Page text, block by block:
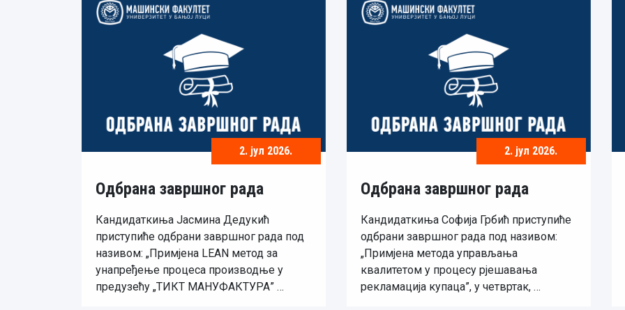
2. јул 2026.
Одбрана завршног рада
Кандидаткиња Јасмина Дедукић
приступиће одбрани завршног рада под
називом: „Примјена LEAN метод за
унапређење процеса производње у
предузећу „ТИКТ МАНУФАКТУРА” …
2. јул 2026.
Одбрана завршног рада
Кандидаткиња Софија Грбић приступиће
одбрани завршног рада под називом:
„Примјена метода управљања
квалитетом у процесу рјешавања
рекламација купаца”, у четвртак, …